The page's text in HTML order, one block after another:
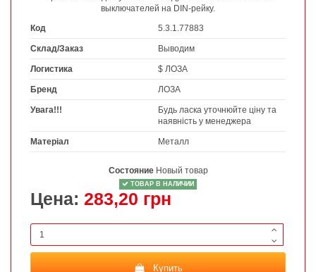
выключателей на DIN-рейку.
Код
5.3.1.77883
Склад/Заказ Выводим
Логистика $ ЛОЗА
Бренд ЛОЗА
Увага!!!
Будь ласка уточнюйте ціну та
наявність у менеджера
Матеріал Металл
Состояние Новый товар
ТОВАР В НАЛИЧИИ
Цена: 283,20 грн
Купить